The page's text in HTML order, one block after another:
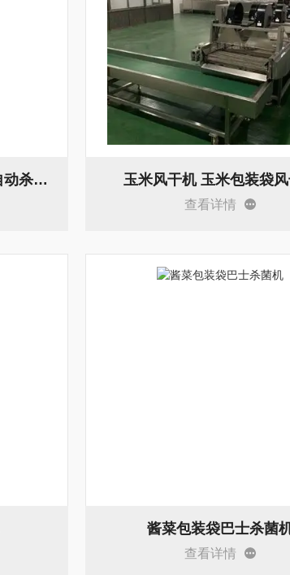
鸡蛋巴氏杀菌设备 小型水浴自动杀菌机 玉米风干机 玉米包装袋
查看详情
酱菜包装袋巴士杀菌
查看详情